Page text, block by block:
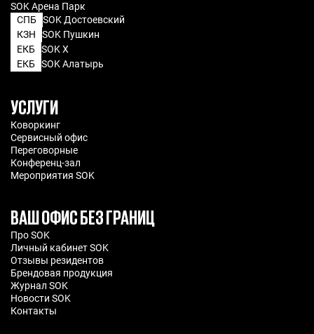
SOK Арена Парк
СПБ SOK Достоевский
КЗН
SOK Пушкин
ЕКБ SOK X
ЕКБ SOK Алатырь
УСЛУГИ
Коворкинг
Сервисный офис
Переговорные
Конференц-зал
Мероприятия SOK
ВАШ ОФИС БЕЗ ГРАНИЦ
Про SOK
Личный кабинет SOK
Отзывы резидентов
Брендовая продукция
Журнал SOK
Новости SOK
Контакты